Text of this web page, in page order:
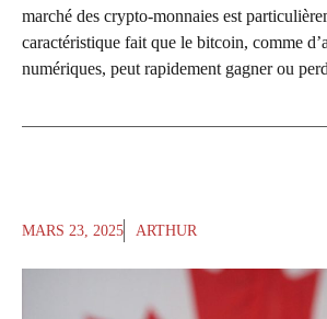
marché des crypto-monnaies est
caractéristique fait que le bitcoin, comme
numériques, peut rapidement gagner ou
MARS 23, 2025 ARTHUR